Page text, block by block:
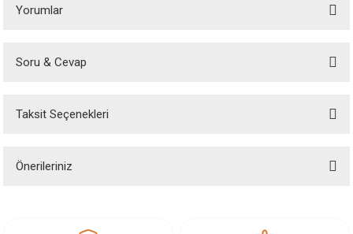
Yorumlar
Soru & Cevap
Ürün hakkında henüz soru sorulmamış.
Taksit Seçenekleri
Önerileriniz